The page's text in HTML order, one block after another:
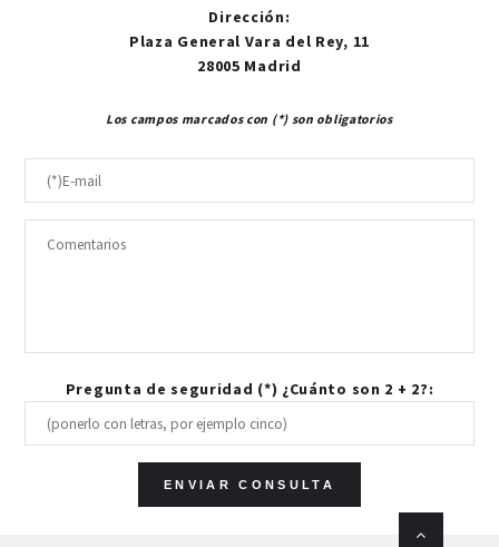
Dirección:
Plaza General Vara del Rey, 11
28005 Madrid
Los campos marcados con (*) son obligatorios
Pregunta de seguridad (*) ¿Cuánto son 2 + 2?: